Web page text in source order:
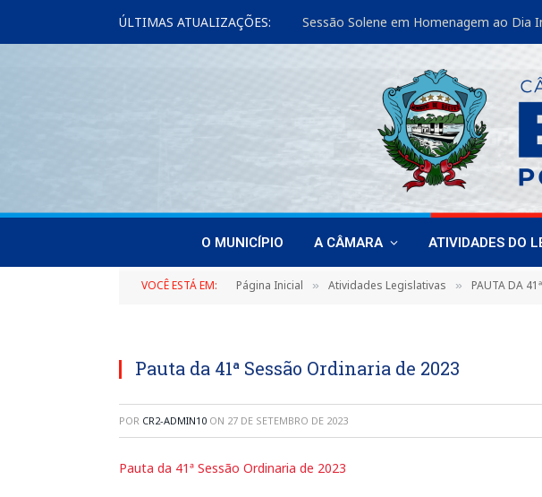
ÚLTIMAS ATUALIZAÇÕES: Sessão Solene em Homenagem ao Dia
O MUNICÍPIO A CÂMARA ATIVIDADES DO
VOCÊ ESTÁ EM: Página Inicial » Atividades Legislativas » PAUTA DA
Pauta da 41ª Sessão Ordinaria de 2023
POR CR2-ADMIN10 ON 27 DE SETEMBRO DE 2023
Pauta da 41ª Sessão Ordinaria de 2023